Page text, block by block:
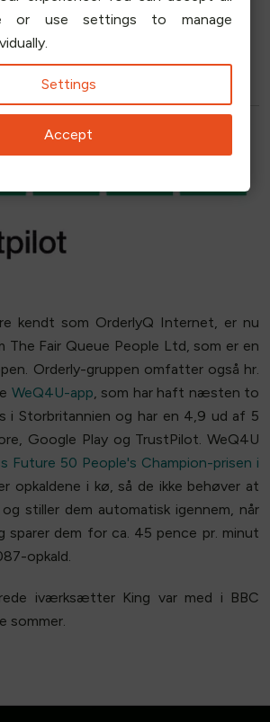
kendt som OrderlyQ Internet, er nu
The Fair Queue People Ltd, som er en
Orderly-gruppen omfatter også hr.
WeQ4U-app, som har haft næsten to
i Storbritannien og har en 4,9 ud af 5
Google Play og TrustPilot. WeQ4U
Future 50 People's Champion-prisen i
opkaldene i kø, så de ikke behøver at
stiller dem automatisk igennem, når
sparer dem for ca. 45 pence pr. minut
opkald.
iværksætter King var med i BBC
sommer.
or use settings to manage
Settings
Accept